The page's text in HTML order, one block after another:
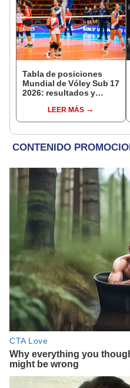
Tabla de posiciones
Mundial de Vóley Sub 17
2026: resultados y
de gruposLEER MÁS